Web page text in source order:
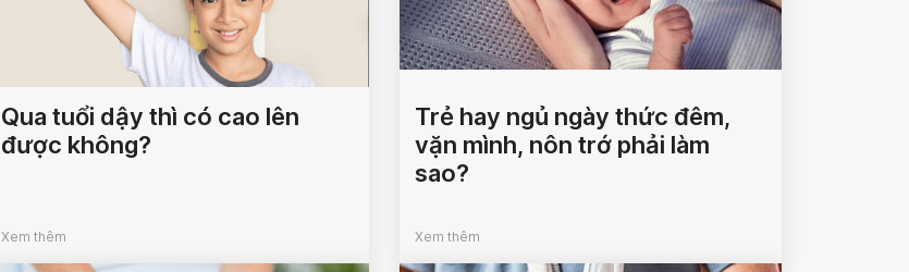
Qua tuổi dậy thì có cao lên
được không?
Xem thêm
Trẻ hay ngủ ngày thức đêm,
vặn mình, nôn trớ phải làm
sao?
Xem thêm